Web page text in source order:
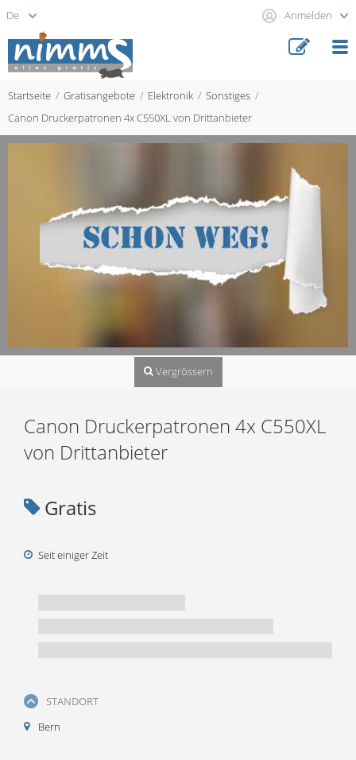
Anmelden
Startseite Gratisangebote Elektronik
Sonstiges
Canon Druckerpatronen 4x C550XL von Drittanbieter
Vergrössern
Canon Druckerpatronen 4x C550XL
von Drittanbieter
Gratis
Seit einiger Zeit
STANDORT
Bern